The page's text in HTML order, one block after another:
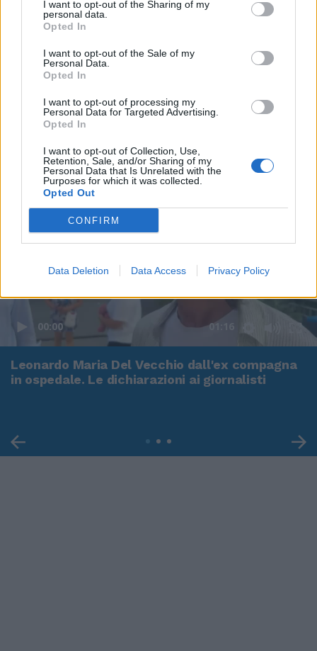
I want to opt-out of the Sharing of my
personal data.
Opted In
I want to opt-out of the Sale of my
Personal Data.
Opted In
I want to opt-out of processing my
Personal Data for Targeted Advertising.
Opted In
I want to opt-out of Collection, Use,
Retention, Sale, and/or Sharing of my
Personal Data that Is Unrelated with the
Purposes for which it was collected.
Opted Out
CONFIRM
Data Deletion Data Access Privacy Policy
00:00 01:16
Leonardo Maria Del Vecchio dall'ex compagna
in ospedale. Le dichiarazioni ai giornalisti